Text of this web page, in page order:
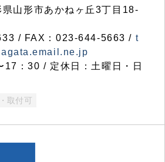
山形市あかねヶ丘3丁目18-
/ FAX：023-644-5663 / t
17：30 / 定休日：土曜日・日
取付可